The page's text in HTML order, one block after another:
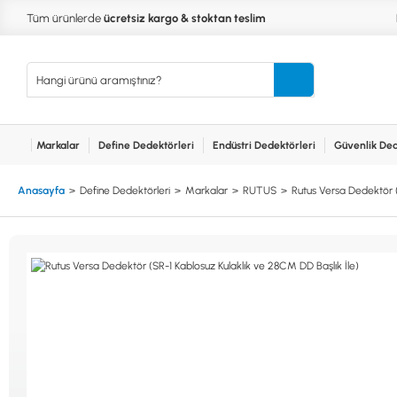
RUTUS DEDEKTÖR
TEKNETICS
Tüm ürünlerdeücretsiz kargo & stoktan teslim
Markalar Define Dedektörleri Endüstri Dedektörleri Güvenlik
Anasayfa Define Dedektörleri Markalar RUTUS Rutus Versa Dedektör